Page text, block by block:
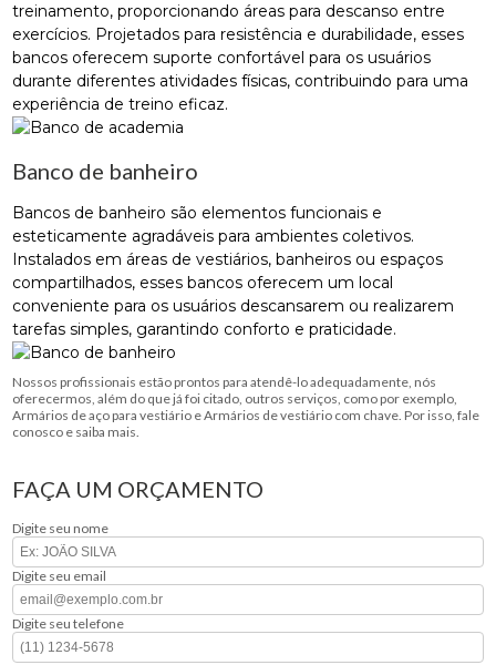
treinamento, proporcionando áreas para descanso entre
exercícios. Projetados para resistência e durabilidade, esses
bancos oferecem suporte confortável para os usuários
durante diferentes atividades físicas, contribuindo para uma
experiência de treino eficaz.
Banco de banheiro
Bancos de banheiro são elementos funcionais e
esteticamente agradáveis ​​para ambientes coletivos.
Instalados em áreas de vestiários, banheiros ou espaços
compartilhados, esses bancos oferecem um local
conveniente para os usuários descansarem ou realizarem
tarefas simples, garantindo conforto e praticidade.
Nossos profissionais estão prontos para atendê-lo adequadamente, nós
oferecermos, além do que já foi citado, outros serviços, como por exemplo,
Armários de aço para vestiário e Armários de vestiário com chave. Por isso, fale
conosco e saiba mais.
FAÇA UM ORÇAMENTO
Digite seu nome
Digite seu email
Digite seu telefone